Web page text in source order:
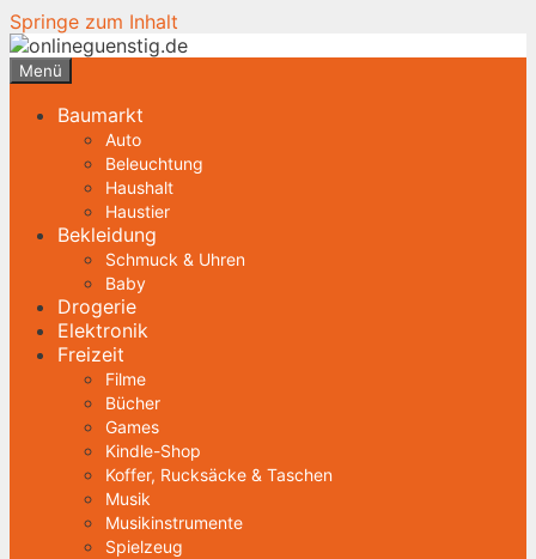
Springe zum Inhalt
Menü
Baumarkt
Auto
Beleuchtung
Haushalt
Haustier
Bekleidung
Schmuck & Uhren
Baby
Drogerie
Elektronik
Freizeit
Filme
Bücher
Games
Kindle-Shop
Koffer, Rucksäcke & Taschen
Musik
Musikinstrumente
Spielzeug